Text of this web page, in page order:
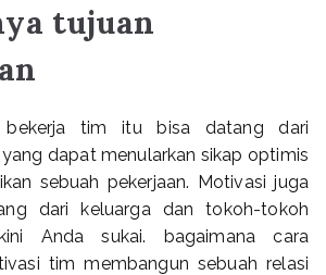
tujuan
bekerja tim itu bisa datang dari
dapat menularkan sikap optimis
sebuah pekerjaan. Motivasi juga
dari keluarga dan tokoh-tokoh
Anda sukai. bagaimana cara
tim membangun sebuah relasi